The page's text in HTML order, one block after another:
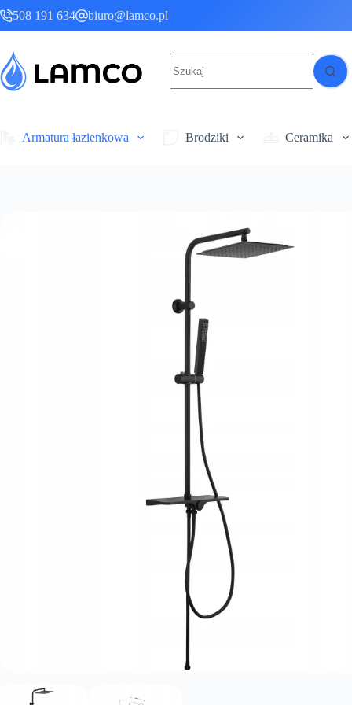
do
treści
508 191 634 biuro@lamco.pl
wyników
Armatura łazienkowa Brodziki Ceramika